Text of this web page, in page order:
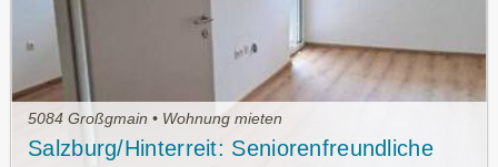
5084 Großgmain • Wohnung mieten
Salzburg/Hinterreit: Seniorenfreundliche